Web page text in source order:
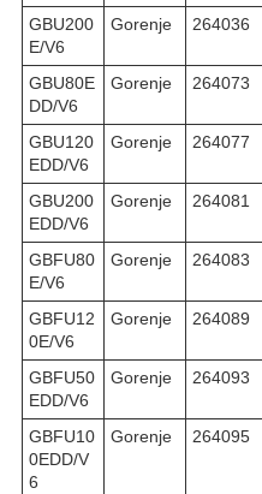
GBU200
E/V6
Gorenje 264036
GBU80E
DD/V6
Gorenje 264073
GBU120
EDD/V6
Gorenje 264077
GBU200
EDD/V6
Gorenje 264081
GBFU80
E/V6
Gorenje 264083
GBFU12
0E/V6
Gorenje 264089
GBFU50
EDD/V6
Gorenje 264093
GBFU10
0EDD/V
6
Gorenje 264095